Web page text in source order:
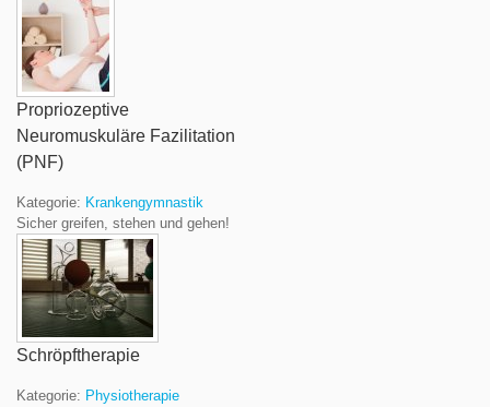
Propriozeptive
Neuromuskuläre Fazilitation
(PNF)
Kategorie: Krankengymnastik
Sicher greifen, stehen und gehen!
Schröpftherapie
Kategorie: Physiotherapie